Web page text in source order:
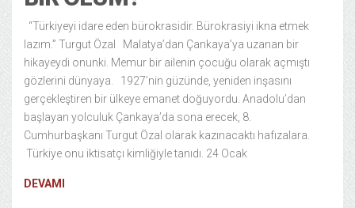
“Türkiyeyi idare eden bürokrasidir. Bürokrasiyi ikna etmek
lazım.” Turgut Özal Malatya’dan Çankaya’ya uzanan bir
hikayeydi onunki. Memur bir ailenin çocuğu olarak açmıştı
gözlerini dünyaya. 1927’nin güzünde, yeniden inşasını
gerçekleştiren bir ülkeye emanet doğuyordu. Anadolu’dan
başlayan yolculuk Çankaya’da sona erecek, 8.
Cumhurbaşkanı Turgut Özal olarak kazınacaktı hafızalara.
Türkiye onu iktisatçı kimliğiyle tanıdı. 24 Ocak
DEVAMI